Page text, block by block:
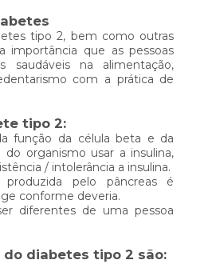
tipo 2, bem como outras
importância que as pessoas
saudáveis na alimentação,
com a prática de
tipo 2:
função da célula beta e da
do organismo usar a insulina,
/ intolerância a insulina.
pelo pâncreas é
conforme deveria.
diferentes de uma pessoa
diabetes tipo 2 são: